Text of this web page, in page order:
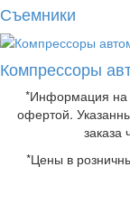
Съемники
Компрессоры
*Информация на
офертой.
заказа
*Цены в